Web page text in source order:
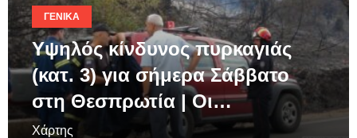
ΓΕΝΙΚΆ
Υψηλός κίνδυνος πυρκαγιάς
(κατ. 3) για σήμερα Σάββατο
στη Θεσπρωτία | Οι…
Χάρτης